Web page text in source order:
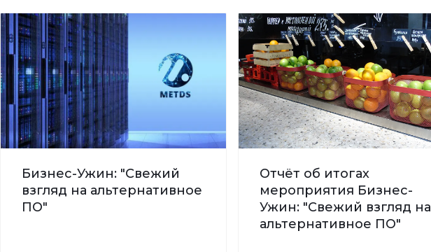
Бизнес-Ужин: "Свежий
взгляд на альтернативное
ПО"
Отчёт об итогах
мероприятия Бизнес-
Ужин: "Свежий взгляд на
альтернативное ПО"